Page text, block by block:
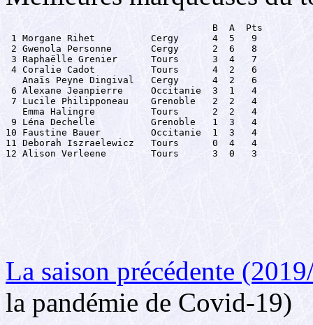
                                     B  A  Pts
1 Morgane Rihet          Cergy      4  5   9
2 Gwenola Personne       Cergy      2  6   8
3 Raphaëlle Grenier      Tours      3  4   7
4 Coralie Cadot          Tours      4  2   6
   Anaïs Peyne Dingival   Cergy      4  2   6
6 Alexane Jeanpierre     Occitanie  3  1   4
7 Lucile Philipponeau    Grenoble   2  2   4
   Emma Halingre          Tours      2  2   4
9 Léna Dechelle          Grenoble   1  3   4
10 Faustine Bauer         Occitanie  1  3   4
11 Deborah Iszraelewicz   Tours      0  4   4
12 Alison Verleene        Tours      3  0   3
La saison précédente
la pandémie de Covid-19)